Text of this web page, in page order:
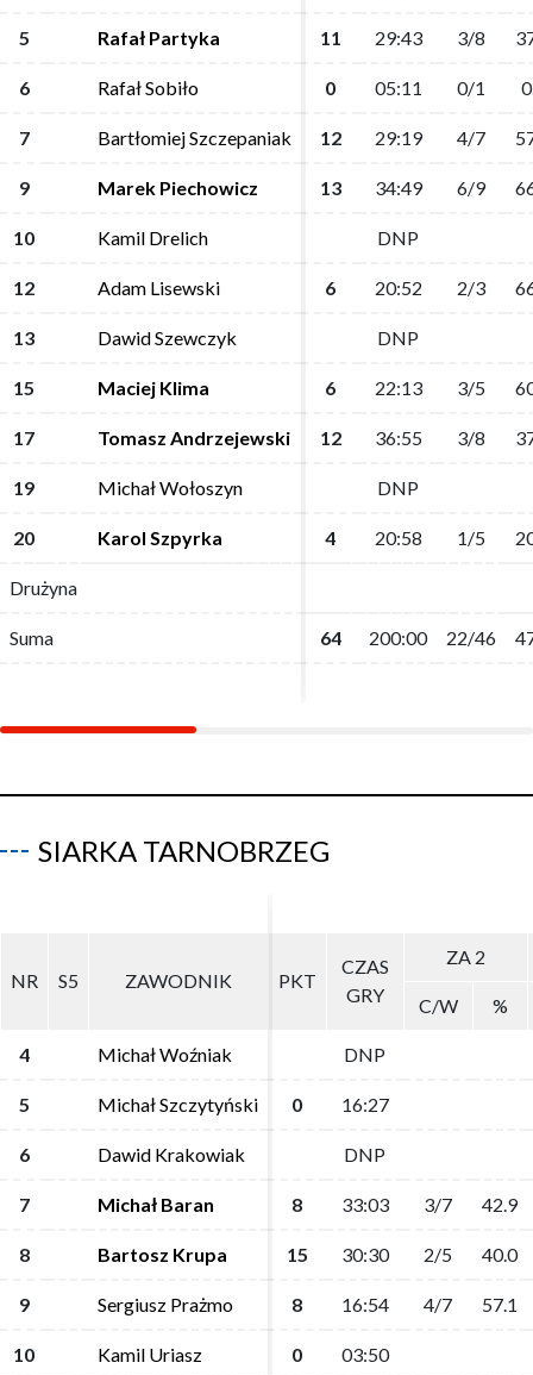
5 Rafał Partyka 11 29:43 3/8
6 Rafał Sobiło 0 05:11 0/1
7 Bartłomiej Szczepaniak 12 29:19 4/7
9 Marek Piechowicz 13 34:49 6/9
10 Kamil Drelich DNP
12 Adam Lisewski 6 20:52 2/3
13 Dawid Szewczyk DNP
15 Maciej Klima 6 22:13 3/5
17 Tomasz Andrzejewski 12 36:55 3/8
19 Michał Wołoszyn DNP
20 Karol Szpyrka 4 20:58 1/5
Drużyna
Suma 64 200:00 22/46
5 Rafał Partyka 11 29:43 3/8
6 Rafał Sobiło 0 05:11 0/1
7 Bartłomiej Szczepaniak 12 29:19 4/7
9 Marek Piechowicz 13 34:49 6/9
10 Kamil Drelich DNP
12 Adam Lisewski 6 20:52 2/3
13 Dawid Szewczyk DNP
15 Maciej Klima 6 22:13 3/5
17 Tomasz Andrzejewski 12 36:55 3/8
19 Michał Wołoszyn DNP
20 Karol Szpyrka 4 20:58 1/5
Drużyna
Suma 64 200:00 22/46
SIARKA TARNOBRZEG
NR S5 ZAWODNIK PKT
CZAS
GRY
ZA 2
C/W %
4 Michał Woźniak DNP
5 Michał Szczytyński 0 16:27
6 Dawid Krakowiak DNP
7 Michał Baran 8 33:03 3/7 42.9
8 Bartosz Krupa 15 30:30 2/5 40.0
9 Sergiusz Prażmo 8 16:54 4/7 57.1
10 Kamil Uriasz 0 03:50
NR S5 ZAWODNIK PKT
CZAS
GRY
ZA 2
C/W %
4 Michał Woźniak DNP
5 Michał Szczytyński 0 16:27
6 Dawid Krakowiak DNP
7 Michał Baran 8 33:03 3/7 42.9
8 Bartosz Krupa 15 30:30 2/5 40.0
9 Sergiusz Prażmo 8 16:54 4/7 57.1
10 Kamil Uriasz 0 03:50